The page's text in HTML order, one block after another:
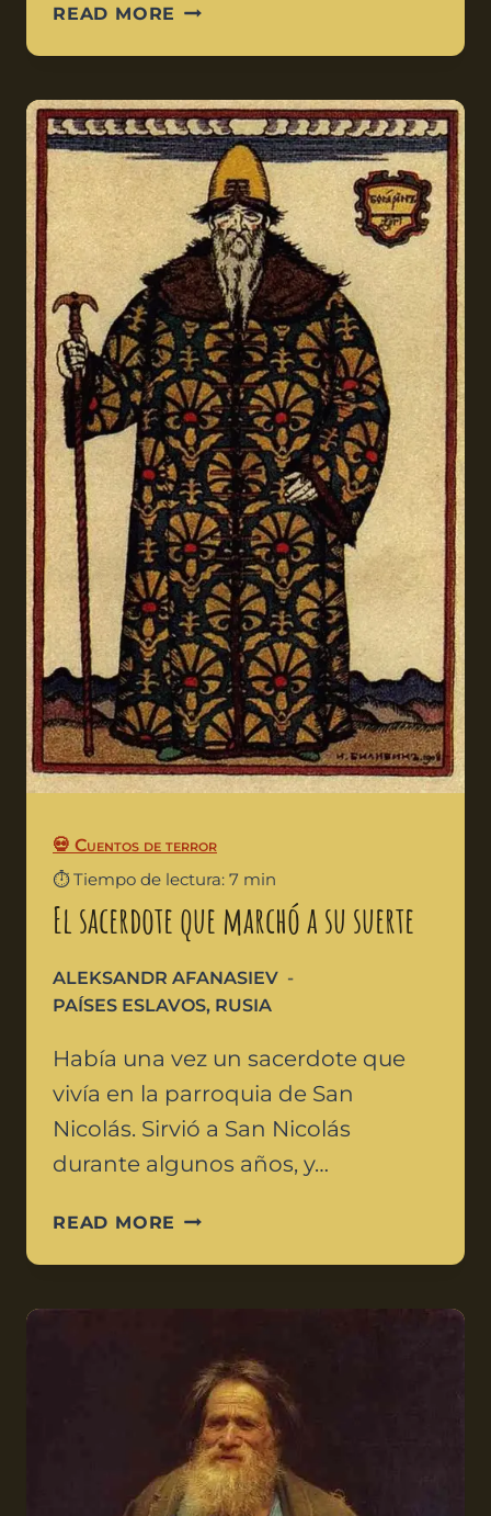
READ MORE
💀 Cuentos de terror
⏱️ Tiempo de lectura: 7 min
El sacerdote que marchó a su suerte
ALEKSANDR AFANASIEV
PAÍSES ESLAVOS, RUSIA
Había una vez un sacerdote que
vivía en la parroquia de San
Nicolás. Sirvió a San Nicolás
durante algunos años, y…
READ MORE